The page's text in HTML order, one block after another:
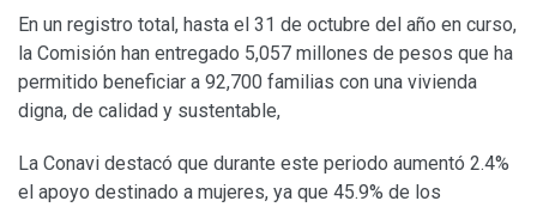
En un registro total, hasta el 31 de octubre del año en curso,
la Comisión han entregado 5,057 millones de pesos que ha
permitido beneficiar a 92,700 familias con una vivienda
digna, de calidad y sustentable,
La Conavi destacó que durante este periodo aumentó 2.4%
el apoyo destinado a mujeres, ya que 45.9% de los